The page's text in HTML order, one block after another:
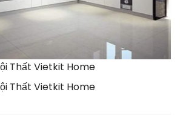
Thất Vietkit Home
Thất Vietkit Home